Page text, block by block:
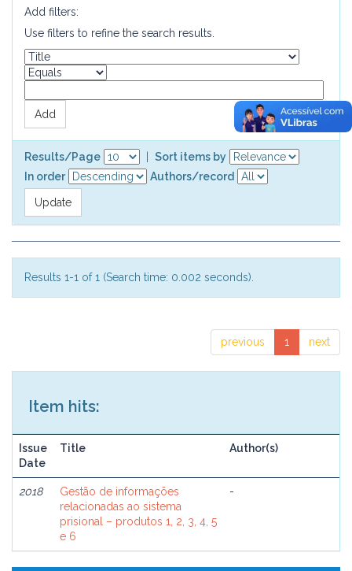
Add filters:
Use filters to refine the search results.
Results/Page
Sort items by
In order
Authors/record
Results 1-1 of 1 (Search time: 0.002 seconds).
previous 1 next
Item hits:
Issue
Date
Title Author(s)
2018
Gestão de informações
relacionadas ao sistema
prisional – produtos 1, 2, 3, 4, 5
e 6
-